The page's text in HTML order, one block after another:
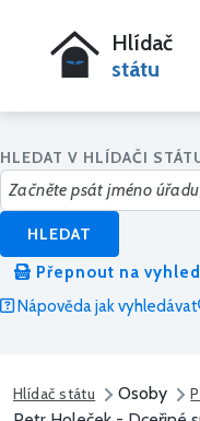
Hlídač
státu
HLEDAT V HLÍDAČI
HLEDAT
Přepnout na
Nápověda jak vyhledávat
Hlídač státu Osoby